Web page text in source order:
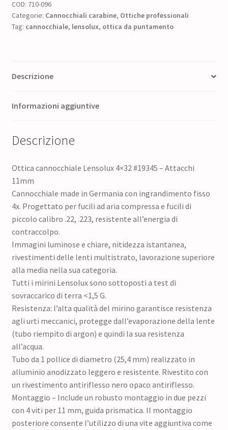
60,00 €.48,00 €.
COD: 710-096
Categorie: Cannocchiali carabine, Ottiche professionali
Tag: cannocchiale, lensolux, ottica da puntamento
Descrizione
Informazioni aggiuntive
Descrizione
Ottica cannocchiale Lensolux 4×32 #19345 – Attacchi
11mm
Cannocchiale made in Germania con ingrandimento fisso
4x. Progettato per fucili ad aria compressa e fucili di
piccolo calibro .22, .223, resistente all’energia di
contraccolpo.
Immagini luminose e chiare, nitidezza istantanea,
rivestimenti delle lenti multistrato, lavorazione superiore
alla media nella sua categoria.
Tutti i mirini Lensolux sono sottoposti a test di
sovraccarico di terra <1,5 G.
Resistenza: l’alta qualità del mirino garantisce resistenza
agli urti meccanici, protegge dall’evaporazione della lente
(tubo riempito di argon) e quindi la sua resistenza
all’acqua.
Tubo da 1 pollice di diametro (25,4 mm) realizzato in
alluminio anodizzato leggero e resistente. Rivestito con
un rivestimento antiriflesso nero opaco antiriflesso.
Montaggio – Include un robusto montaggio in due pezzi
con 4 viti per 11 mm, guida prismatica. Il montaggio
posteriore consente l’utilizzo di una vite aggiuntiva come